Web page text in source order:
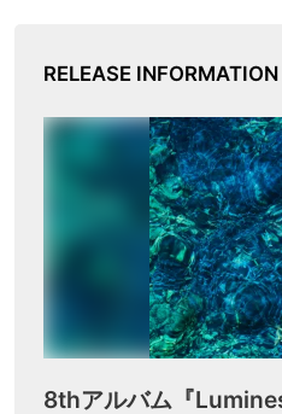
RELEASE INFORMATION
8thアルバム『